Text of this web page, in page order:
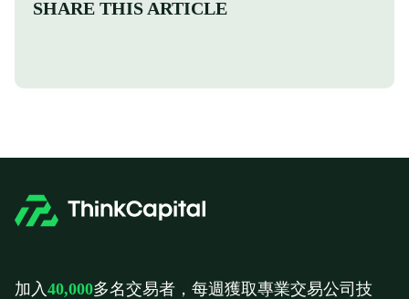
SHARE THIS ARTICLE
加入40,000多名交易者，每週獲取專業交易公司技